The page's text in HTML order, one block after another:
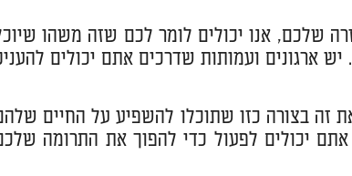
שלכם, אנו יכולים לומר לכם שזה משהו
ארגונים ועמותות שדרכים אתם יכולים
זה בצורה כזו שתוכלו להשפיע על החיים
יכולים לפעול כדי להפוך את התרומה